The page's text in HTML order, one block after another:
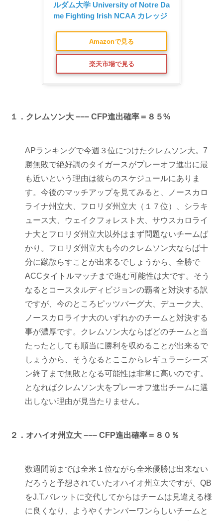
ルダム大学 University of Notre Da
me Fighting Irish NCAA カレッジ
Amazonで見る
楽天市場で見る
１．クレムソン大 −−− CFP進出確率＝８５%
APランキングで今週３位につけたクレムソン大。7
勝無敗で絶好調のタイガースがプレーオフ進出に最
も近いという理由は彼らのスケジュールにありま
す。今後のマッチアップを見てみると、ノースカロ
ライナ州立大、フロリダ州立大（１７位）、シラキ
ュース大、ウェイクフォレスト大、サウスカロライ
ナ大とフロリダ州立大以外はまず問題ないチームば
かり。フロリダ州立大も今のクレムソン大ならば十
分に蹴散らすことが出来るでしょうから、全勝で
ACCタイトルマッチまで進む可能性は大です。そう
なるとコースタルディビジョンの覇者と対決する訳
ですが、今のところピッツバーグ大、デューク大、
ノースカロライナ大のいずれかのチームと対決する
事が濃厚です。クレムソン大ならばどのチームと当
たったとしても順当に勝利を収めることが出来るで
しょうから、そうなるとここからレギュラーシーズ
ン終了まで無敗となる可能性は非常に高いのです。
となればクレムソン大をプレーオフ進出チームに選
出しない理由が見当たりません。
２．オハイオ州立大 −−− CFP進出確率＝８０％
数週間前までは全米１位ながら全米優勝は出来ない
だろうと予想されていたオハイオ州立大ですが、QB
をJ.T.バレットに交代してからはチームは見違える様
に良くなり、ようやくナンバーワンらしいチームと